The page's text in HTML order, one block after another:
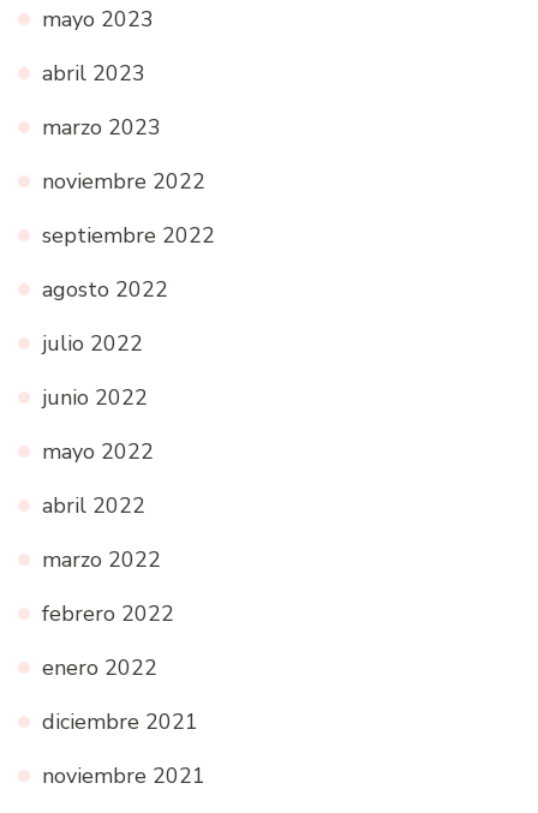
mayo 2023
abril 2023
marzo 2023
noviembre 2022
septiembre 2022
agosto 2022
julio 2022
junio 2022
mayo 2022
abril 2022
marzo 2022
febrero 2022
enero 2022
diciembre 2021
noviembre 2021